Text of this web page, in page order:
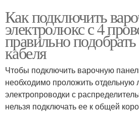
Как подключить
электролюкс с 4
правильно
кабеля
Чтобы подключить варочную
необходимо проложить отдельную
электропроводки с
нельзя подключать ее к общей